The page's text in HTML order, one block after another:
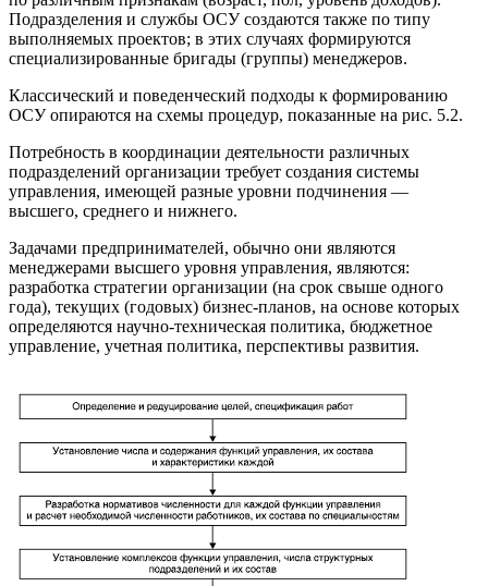
Подразделения и службы ОСУ создаются также по типу
выполняемых проектов; в этих случаях формируются
специализированные бригады (группы) менеджеров.
Классический и поведенческий подходы к формированию
ОСУ опираются на схемы процедур, показанные на рис. 5.2.
Потребность в координации деятельности различных
подразделений организации требует создания системы
управления, имеющей разные уровни подчинения —
высшего, среднего и нижнего.
Задачами предпринимателей, обычно они являются
менеджерами высшего уровня управления, являются:
разработка стратегии организации (на срок свыше одного
года), текущих (годовых) бизнес-планов, на основе которых
определяются научно-техническая политика, бюджетное
управление, учетная политика, перспективы развития.